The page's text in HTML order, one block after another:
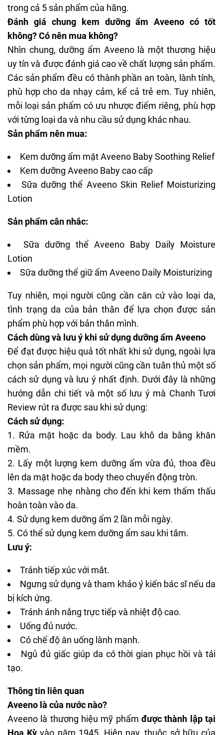
trong cả 5 sản phẩm của hãng.
Đánh giá chung kem dưỡng ẩm Aveeno có tốt
không? Có nên mua không?
Nhìn chung, dưỡng ẩm Aveeno là một thương hiệu
uy tín và được đánh giá cao về chất lượng sản phẩm.
Các sản phẩm đều có thành phần an toàn, lành tính,
phù hợp cho da nhạy cảm, kể cả trẻ em. Tuy nhiên,
mỗi loại sản phẩm có ưu nhược điểm riêng, phù hợp
với từng loại da và nhu cầu sử dụng khác nhau.
Sản phẩm nên mua:
Kem dưỡng ẩm mặt Aveeno Baby Soothing Relief
Kem dưỡng Aveeno Baby cao cấp
Sữa dưỡng thể Aveeno Skin Relief Moisturizing
Lotion
Sản phẩm cân nhắc:
Sữa dưỡng thể Aveeno Baby Daily Moisture
Lotion
Sữa dưỡng thể giữ ẩm Aveeno Daily Moisturizing
Tuy nhiên, mọi người cũng cần căn cứ vào loại da,
tình trạng da của bản thân để lựa chọn được sản
phẩm phù hợp với bản thân mình.
Cách dùng và lưu ý khi sử dụng dưỡng ẩm Aveeno
Để đạt được hiệu quả tốt nhất khi sử dụng, ngoài lựa
chọn sản phẩm, mọi người cũng cần tuân thủ một số
cách sử dụng và lưu ý nhất định. Dưới đây là những
hướng dẫn chi tiết và một số lưu ý mà Chanh Tươi
Review rút ra được sau khi sử dụng:
Cách sử dụng:
Rửa mặt hoặc da body. Lau khô da bằng khăn
mềm.
Lấy một lượng kem dưỡng ẩm vừa đủ, thoa đều
lên da mặt hoặc da body theo chuyển động tròn.
Massage nhẹ nhàng cho đến khi kem thẩm thấu
hoàn toàn vào da.
Sử dụng kem dưỡng ẩm 2 lần mỗi ngày.
Có thể sử dụng kem dưỡng ẩm sau khi tắm.
Lưu ý:
Tránh tiếp xúc với mắt.
Ngưng sử dụng và tham khảo ý kiến bác sĩ nếu da
bị kích ứng.
Tránh ánh nắng trực tiếp và nhiệt độ cao.
Uống đủ nước.
Có chế độ ăn uống lành mạnh.
Ngủ đủ giấc giúp da có thời gian phục hồi và tái
tạo.
Thông tin liên quan
Aveeno là của nước nào?
Aveeno là thương hiệu mỹ phẩm được thành lập tại
Hoa Kỳ vào năm 1945. Hiện nay, thuộc sở hữu của